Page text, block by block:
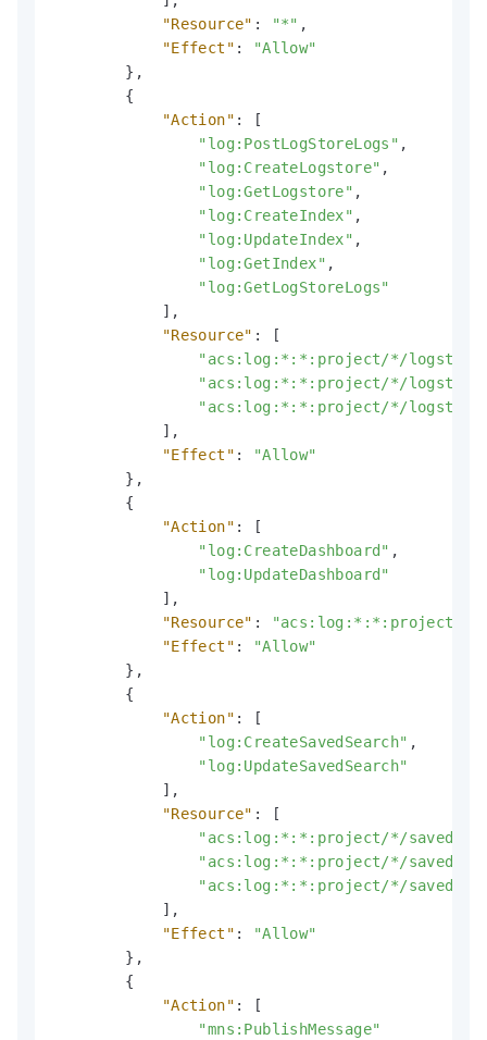
"Resource" : "*" ,
"Effect" :
"Allow"
} ,
{
"Action" :
[
"log:PostLogStoreLogs" ,
"log:CreateLogstore" ,
"log:GetLogstore" ,
"log:CreateIndex" ,
"log:UpdateIndex" ,
"log:GetIndex" ,
"log:GetLogStoreLogs"
] ,
"Resource" :
[
"acs:log:*:*:project/*/
"acs:log:*:*:project/*/
"acs:log:*:*:project/*/
] ,
"Effect" :
"Allow"
} ,
{
"Action" :
[
"log:CreateDashboard" ,
"log:UpdateDashboard"
] ,
"Resource" :
"acs:log:*:*:project/*/
"Effect" :
"Allow"
} ,
{
"Action" :
[
"log:CreateSavedSearch" ,
"log:UpdateSavedSearch"
] ,
"Resource" :
[
"acs:log:*:*:project/*/
"acs:log:*:*:project/*/
"acs:log:*:*:project/*/
] ,
"Effect" :
"Allow"
} ,
{
"Action" :
[
"mns:PublishMessage"